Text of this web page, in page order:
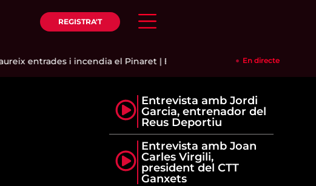
REGISTRA'T
entrades i incendia el Pinaret|El Reus FCR perd ambEn directe
Entrevista amb Jordi
Garcia, entrenador del
Reus Deportiu
Entrevista amb Joan
Carles Virgili,
president del CTT
Ganxets